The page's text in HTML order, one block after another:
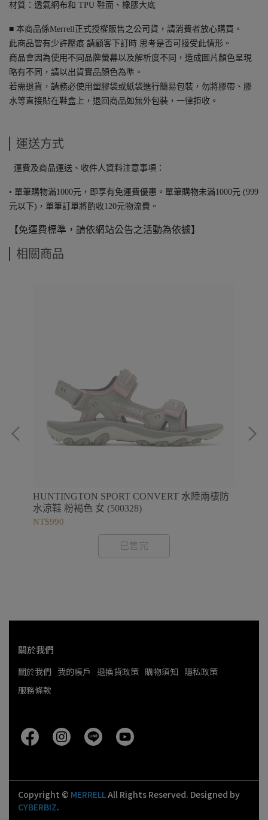
材質：透氣網布和 TPU 鞋面、橡膠大底
■ 本商品係Merrell正式授權販售之公司貨，請消費者放心購買。
此商品皆有少許壓痕 請顧客下訂時 思考是否可接受此情形。
商品會因為使用不同品牌螢幕以及解析度不同，造成圖片顏色呈現
略有不同，請以出貨實品顏色為準。
若需退貨，請務必使用塑膠袋或紙袋進行簡易包裝，勿將膠帶、膠
水等直接貼在鞋盒上，退回商品如無外包裝，一律拒收。
運送方式
運費及商品運送、收件人資料注意事項：
• 單筆購物滿1000元，即享有免運費優惠。單筆購物未滿1000元 (999
元以下)，單筆訂單將酌收120元物流費。
【免運費標準，請依網站公告之活動為依據】
相關商品
HUNTINGTON SPORT CONVERT 水陸兩棲防
水涼鞋 粉褐色 女 (500328)
NT$990
已售完
關於我們
關於我們 我的帳戶 退換貨政策 購物須知 隱私政策
服務條款
Copyright © MERRELLAll Rights Reserved. Designed by
CYBERBIZ.